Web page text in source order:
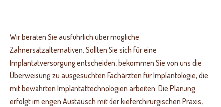
Wir beraten Sie ausführlich über mögliche
Zahnersatzalternativen. Sollten Sie sich für eine
Implantatversorgung entscheiden, bekommen Sie von uns die
Überweisung zu ausgesuchten Fachärzten für Implantologie,die
mit bewährten Implantattechnologien arbeiten. Die Planung
erfolgt im engen Austausch mit der kieferchirurgischen Praxis,